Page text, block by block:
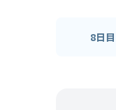
8日目